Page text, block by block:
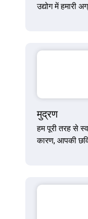
उद्योग में हमारी
मुद्रण
हम पूरी तरह से
कारण, आपकी